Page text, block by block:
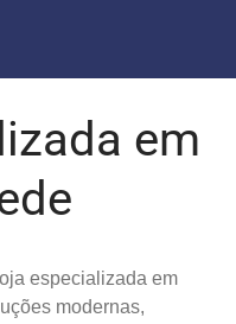
em
especializada em
modernas,